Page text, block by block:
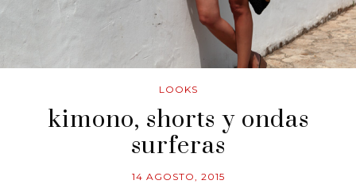
LOOKS
kimono, shorts y ondas
surferas
14 AGOSTO, 2015